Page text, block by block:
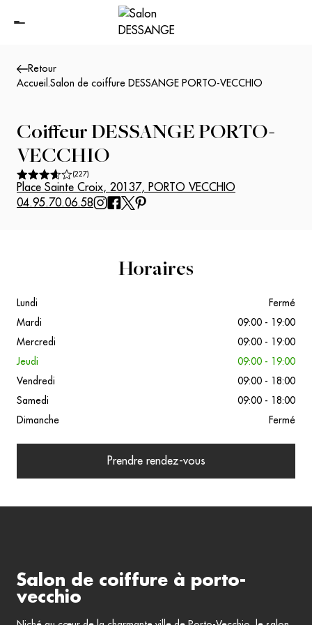
Retour
Accueil .Salon de coiffure DESSANGE PORTO-VECCHIO
Coiffeur DESSANGE PORTO-
VECCHIO
(227)
Place Sainte Croix, 20137, PORTO VECCHIO
04.95.70.06.58
Salon de coiffure à porto-
vecchio
Horaires
Lundi
Fermé
Mardi
09:00 - 19:00
Mercredi
09:00 - 19:00
Jeudi
09:00 - 19:00
Vendredi
09:00 - 18:00
Samedi
09:00 - 18:00
Dimanche
Fermé
Prendre rendez-vous